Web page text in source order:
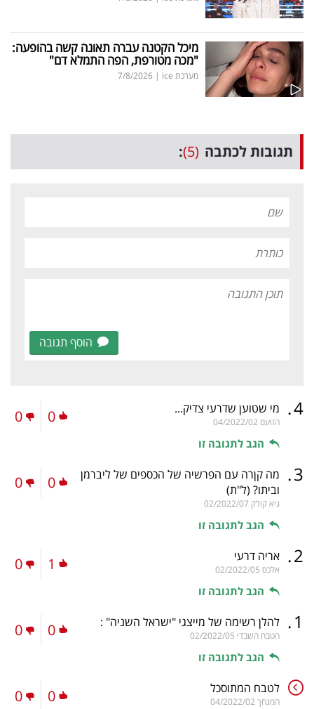
מיכל הקטנה עברה תאונה קשה בהופעה:
"מכה מטורפת, הפה התמלא דם"
מערכת ice |
7/8/2026
תגובות לכתבה (5)
:
הוסף תגובה
4
. מי שטוען שדרעי צדיק...
הזועם 04/2022/02
הגב לתגובה זו
0
0
3
. מה קןרה עם הפרשיה של הכספים של ליברמן
וביתו? (ל"ת)
גיא קולק 02/2022/07
הגב לתגובה זו
0
0
2
. אריה דרעי
אלכס 02/2022/05
הגב לתגובה זו
1
0
1
. להלן רשימה של מייצגי "ישראל השניה" :
הטבח השבדי 02/2022/05
הגב לתגובה זו
0
0
לטבח המתוסכל
המגחך 04/2022/02
0
0